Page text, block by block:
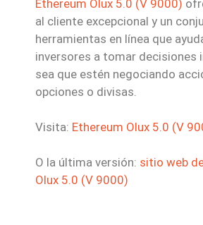
Ethereum Olux 5.0 (V 9000)
al cliente excepcional y un
herramientas en línea que
inversores a tomar decisiones
sea que estén negociando
opciones o divisas.
Visita: Ethereum Olux 5.0 (V
O la última versión: sitio web
Olux 5.0 (V 9000)